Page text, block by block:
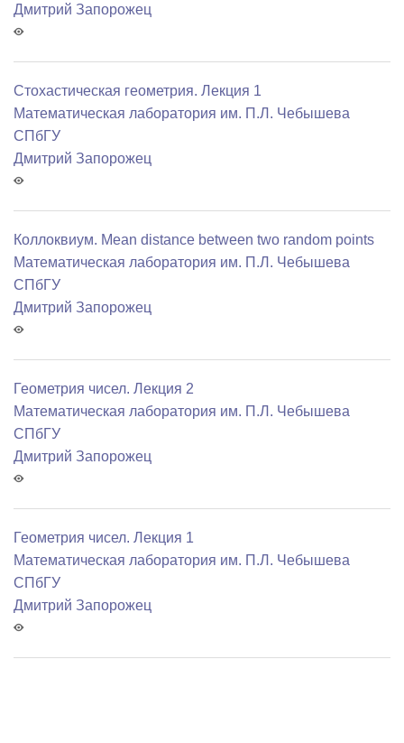
Дмитрий Запорожец
Стохастическая геометрия. Лекция 1
Математичеcкая лаборатория им. П.Л. Чебышева
СПбГУ
Дмитрий Запорожец
Коллоквиум. Mean distance between two random points
Математичеcкая лаборатория им. П.Л. Чебышева
СПбГУ
Дмитрий Запорожец
Геометрия чисел. Лекция 2
Математичеcкая лаборатория им. П.Л. Чебышева
СПбГУ
Дмитрий Запорожец
Геометрия чисел. Лекция 1
Математичеcкая лаборатория им. П.Л. Чебышева
СПбГУ
Дмитрий Запорожец